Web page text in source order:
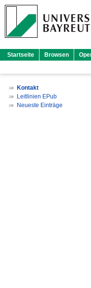
Startseite Browsen
Kontakt
Leitlinien EPub
Neueste Einträge